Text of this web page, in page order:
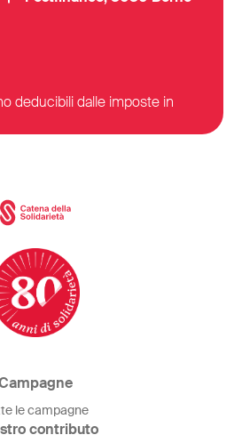
deducibili dalle imposte in
le campagne
contributo